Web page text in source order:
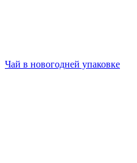
Чай в новогодней упаковке